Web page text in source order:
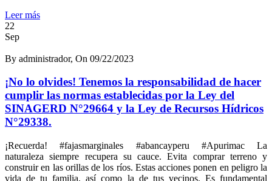
Leer más
22
Sep
By administrador, On 09/22/2023
¡No lo olvides! Tenemos la responsabilidad de hacer
cumplir las normas establecidas por la Ley del
SINAGERD N°29664 y la Ley de Recursos Hídricos
N°29338.
¡Recuerda! #fajasmarginales #abancayperu #Apurimac La
naturaleza siempre recupera su cauce. Evita comprar terreno y
construir en las orillas de los ríos. Estas acciones ponen en peligro la
vida de tu familia, así como la de tus vecinos. Es fundamental